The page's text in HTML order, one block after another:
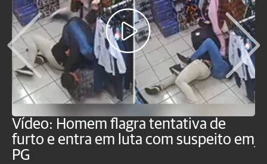
Vídeo: Homem flagra tentativa de
furto e entra em luta com suspeito em
PG